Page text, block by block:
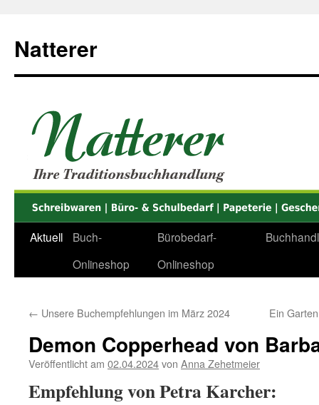
springen
Natterer
Aktuell
Buch-
Onlineshop
Bürobedarf-
Onlineshop
← Unsere Buchempfehlungen im März 2024 Ein
Demon Copperhead von
Veröffentlicht am 02.04.2024von Anna Zehetmeier
Empfehlung von Petra Karcher: